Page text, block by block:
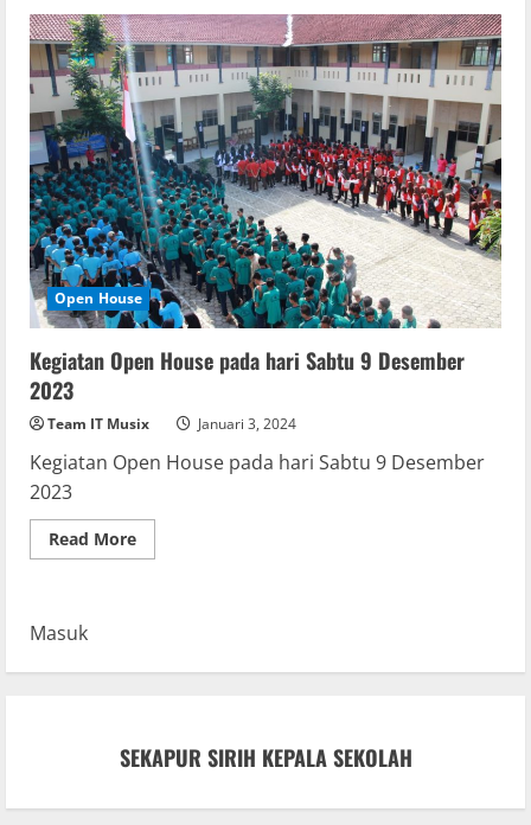
Kunjungan
Industri
Open House
Kegiatan Open House pada hari Sabtu 9 Desember
2023
Team IT Musix Januari 3, 2024
Kegiatan Open House pada hari Sabtu 9 Desember
2023
Read MoreRead
more
Sabtu
Masuk
SEKAPUR SIRIH KEPALA SEKOLAH